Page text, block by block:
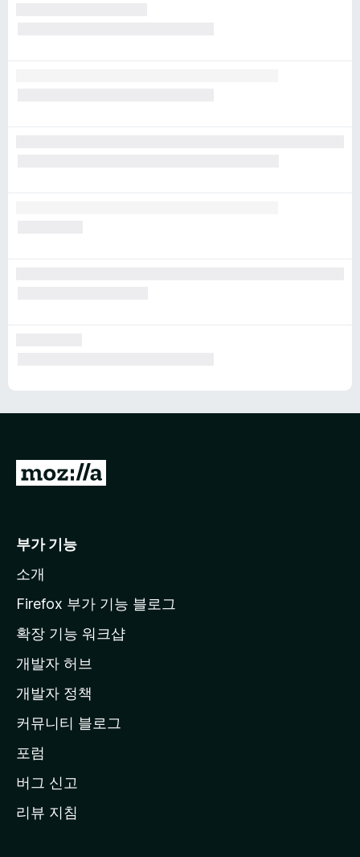
M
l
a
페
이
지
이
동
부가 기능
소개
Firefox 부가 기능 블로그
확장 기능 워크샵
개발자 허브
개발자 정책
커뮤니티 블로그
포럼
버그 신고
리뷰 지침